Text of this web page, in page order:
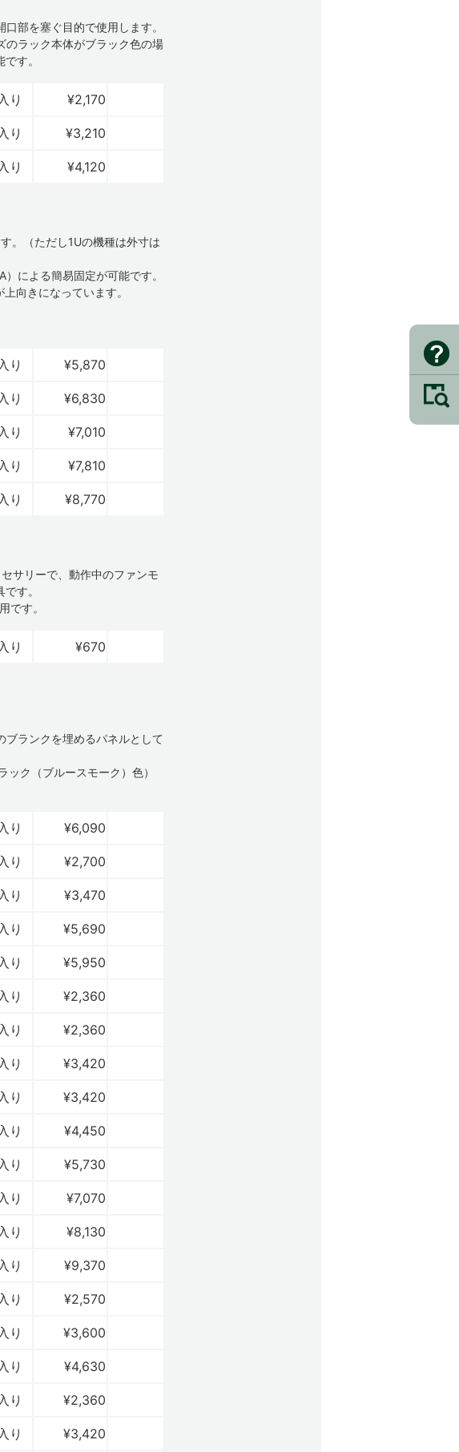
部を塞ぐ目的で使用します。
ラック本体がブラック色の場
す。
り ¥2,170
り ¥3,210
り ¥4,120
。（ただし1Uの機種は外寸は
による簡易固定が可能です。
向きになっています。
り ¥5,870
り ¥6,830
り ¥7,010
り ¥7,810
り ¥8,770
サリーで、動作中のファンモ
す。
です。
り ¥670
ランクを埋めるパネルとして
ク（ブルースモーク）色）
り ¥6,090
り ¥2,700
り ¥3,470
り ¥5,690
り ¥5,950
り ¥2,360
り ¥2,360
り ¥3,420
り ¥3,420
り ¥4,450
り ¥5,730
り ¥7,070
り ¥8,130
り ¥9,370
り ¥2,570
り ¥3,600
り ¥4,630
り ¥2,360
り ¥3,420